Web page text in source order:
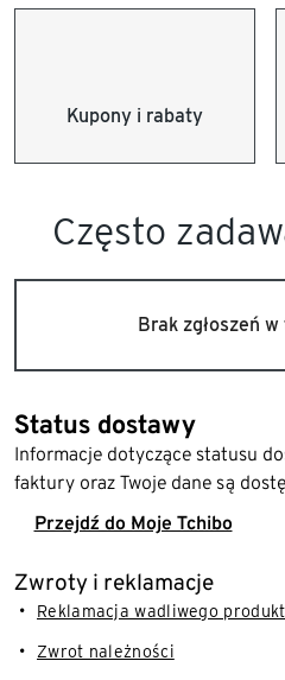
Kupony i rabaty
Często
Brak zgłoszeń
Status dostawy
Informacje dotyczące statusu
faktury oraz Twoje dane są
Przejdź do Moje Tchibo
Zwroty i reklamacje
Reklamacja wadliwego
Zwrot należności